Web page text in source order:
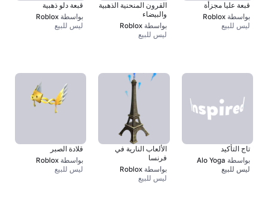
قبعة دلو ذهبية
بواسطة Roblox
ليس للبيع
القرون المنحنية الذهبية
والبيضاء
بواسطة Roblox
ليس للبيع
قبعة عليا مجزأة
بواسطة Roblox
ليس للبيع
قلادة الصبر
بواسطة Roblox
ليس للبيع
الألعاب النارية في
فرنسا
بواسطة Roblox
ليس للبيع
تاج التأكيد
بواسطة Alo Yoga
ليس للبيع